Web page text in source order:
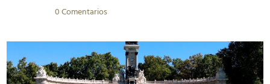
0 Comentarios